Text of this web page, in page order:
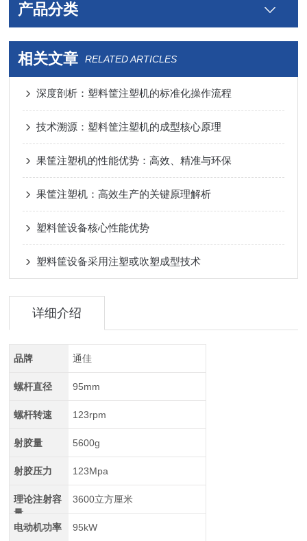
产品分类
相关文章 RELATED ARTICLES
深度剖析：塑料筐注塑机的标准化操作流程
技术溯源：塑料筐注塑机的成型核心原理
果筐注塑机的性能优势：高效、精准与环保
果筐注塑机：高效生产的关键原理解析
塑料筐设备核心性能优势
塑料筐设备采用注塑或吹塑成型技术
详细介绍
品牌 通佳
螺杆直径 95mm
螺杆转速 123rpm
射胶量 5600g
射胶压力 123Mpa
理论注射容
量
3600立方厘米
电动机功率 95kW